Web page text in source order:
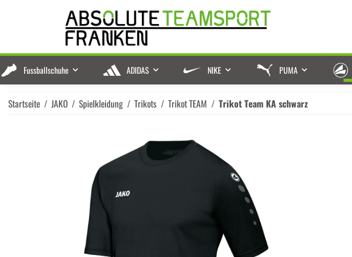
Fussballschuhe ADIDAS NIKE PUMA
Startseite JAKO Spielkleidung Trikots Trikot TEAM Trikot Team KA schwarz